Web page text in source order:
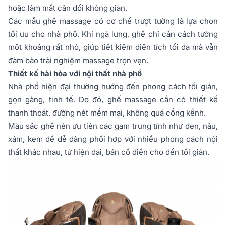
hoặc làm mất cân đối không gian.
Các mẫu ghế massage có cơ chế trượt tường là lựa chọn
tối ưu cho nhà phố. Khi ngả lưng, ghế chỉ cần cách tường
một khoảng rất nhỏ, giúp tiết kiệm diện tích tối đa mà vẫn
đảm bảo trải nghiệm massage trọn vẹn.
Thiết kế hài hòa với nội thất nhà phố
Nhà phố hiện đại thường hướng đến phong cách tối giản,
gọn gàng, tinh tế. Do đó, ghế massage cần có thiết kế
thanh thoát, đường nét mềm mại, không quá cồng kềnh.
Màu sắc ghế nên ưu tiên các gam trung tính như đen, nâu,
xám, kem để dễ dàng phối hợp với nhiều phong cách nội
thất khác nhau, từ hiện đại, bán cổ điển cho đến tối giản.